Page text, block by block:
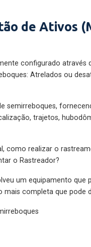
de Ativos
configurado através
Atrelados ou
semirreboques,
trajetos,
como realizar o
o Rastreador?
um equipamento que
mais completa que pode